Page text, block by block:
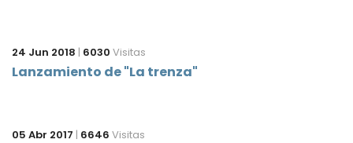
24 Jun 2018 | 6030 Visitas
Lanzamiento de "La trenza"
05 Abr 2017 | 6646 Visitas